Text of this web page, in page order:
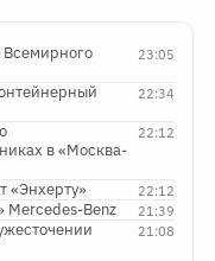
23:05
22:34
22:12
в «Москва-
22:12
«Энхерту»
21:39
Mercedes-Benz
21:08